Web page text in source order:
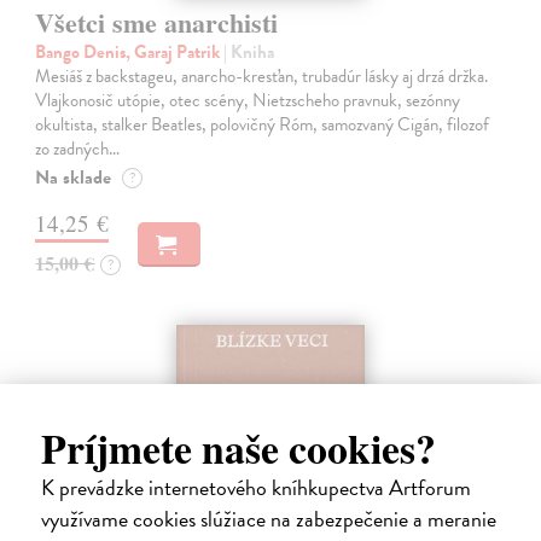
Príjmete naše cookies?
K prevádzke internetového kníhkupectva Artforum
využívame cookies slúžiace na zabezpečenie a meranie
Všetci sme anarchisti
Bango Denis, Garaj Patrik| Kniha
Mesiáš z backstageu, anarcho-kresťan, trubadúr lásky aj drzá držka.
Vlajkonosič utópie, otec scény, Nietzscheho pravnuk, sezónny
okultista, stalker Beatles, polovičný Róm, samozvaný Cigán, filozof
zo zadných…
Na sklade ?
14,25 €
15,00 € ?